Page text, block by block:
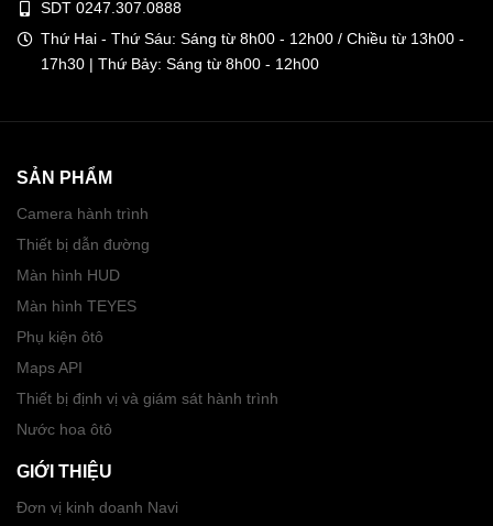
SDT 0247.307.0888
Thứ Hai - Thứ Sáu: Sáng từ 8h00 - 12h00 / Chiều từ 13h00 -
17h30 | Thứ Bảy: Sáng từ 8h00 - 12h00
SẢN PHẨM
Camera hành trình
Thiết bị dẫn đường
Màn hình HUD
Màn hình TEYES
Phụ kiện ôtô
Maps API
Thiết bị định vị và giám sát hành trình
Nước hoa ôtô
GIỚI THIỆU
Đơn vị kinh doanh Navi